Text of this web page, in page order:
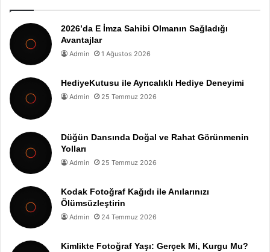
2026’da E İmza Sahibi Olmanın Sağladığı
Avantajlar
Admin 1 Ağustos 2026
HediyeKutusu ile Ayrıcalıklı Hediye Deneyimi
Admin 25 Temmuz 2026
Düğün Dansında Doğal ve Rahat Görünmenin
Yolları
Admin 25 Temmuz 2026
Kodak Fotoğraf Kağıdı ile Anılarınızı
Ölümsüzleştirin
Admin 24 Temmuz 2026
Kimlikte Fotoğraf Yaşı: Gerçek Mi, Kurgu Mu?